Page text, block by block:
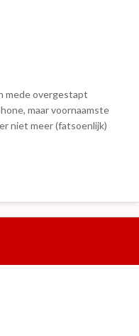
mede overgestapt
maar voornaamste
niet meer (fatsoenlijk)